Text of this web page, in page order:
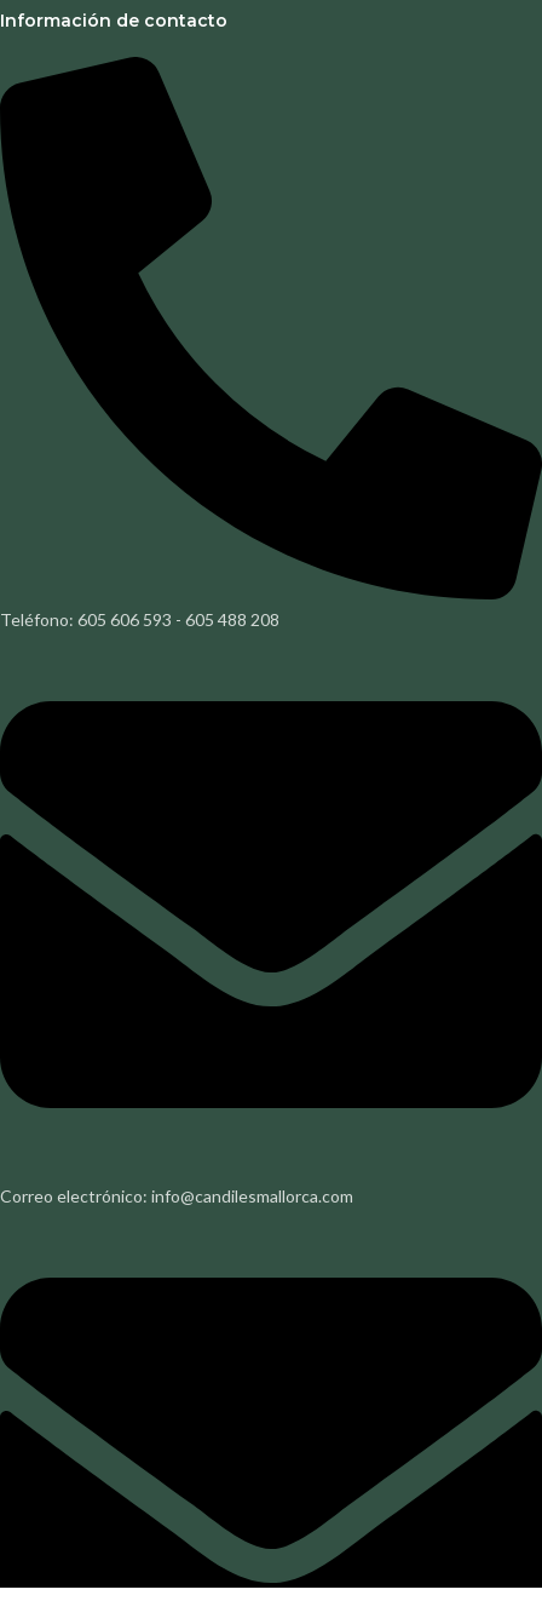
Información de contacto
Teléfono: 605 606 593 - 605 488 208
Correo electrónico: info@candilesmallorca.com